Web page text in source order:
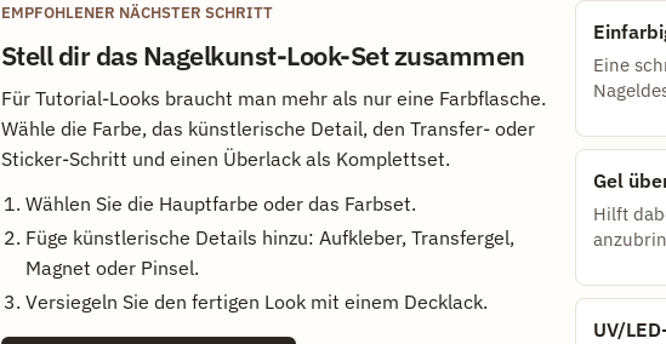
EMPFOHLENER NÄCHSTER SCHRITT
Stell dir das Nagelkunst-Look-Set zusammen
Für Tutorial-Looks braucht man mehr als nur eine Farbflasche.
Wähle die Farbe, das künstlerische Detail, den Transfer- oder
Sticker-Schritt und einen Überlack als Komplettset.
Wählen Sie die Hauptfarbe oder das Farbset.
Füge künstlerische Details hinzu: Aufkleber, Transfergel,
Magnet oder Pinsel.
Versiegeln Sie den fertigen Look mit einem Decklack.
Eine
Gel
Hilft
UV/